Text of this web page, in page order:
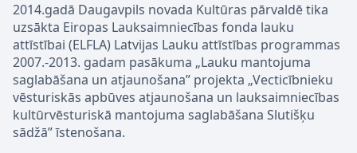
2014.gadā Daugavpils novada Kultūras pārvaldē tika
uzsākta Eiropas Lauksaimniecības fonda lauku
attīstībai (ELFLA) Latvijas Lauku attīstības programmas
2007.-2013. gadam pasākuma „Lauku mantojuma
saglabāšana un atjaunošana” projekta „Vecticībnieku
vēsturiskās apbūves atjaunošana un lauksaimniecības
kultūrvēsturiskā mantojuma saglabāšana Slutišķu
sādžā” īstenošana.